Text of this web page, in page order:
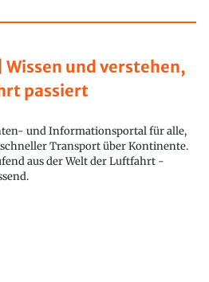
Wissen und verstehen,
passiert
und Informationsportal für alle,
Transport über Kontinente.
aus der Welt der Luftfahrt -